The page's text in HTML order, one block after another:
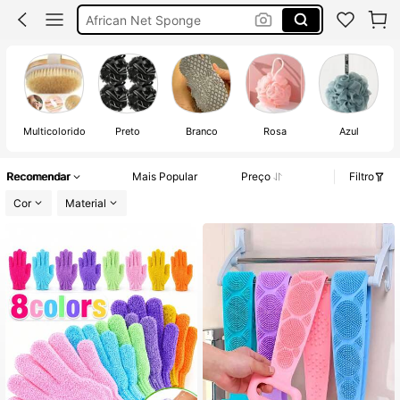
African Net Sponge
Esponja De Banho
Multicolorido Preto Branco Rosa Azul
Recomendar Mais Popular Preço
Filtro
Cor
Material